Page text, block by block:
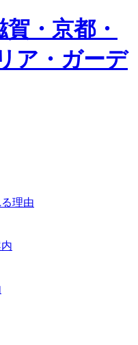
・京都・
ア・ガーデ
理由